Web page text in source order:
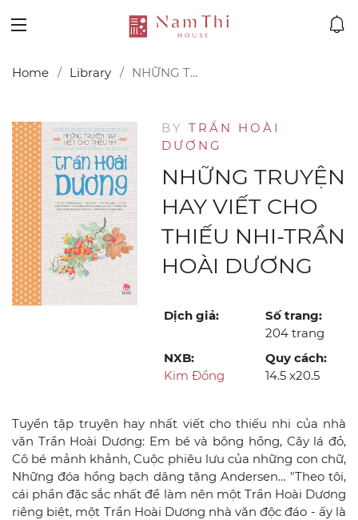
Home Library NHỮNG TRUYỆN HAY VIẾT CHO THIẾU NHI-TRẦN HOÀI DƯƠNG
BY TRẦN HOÀI
DƯƠNG
NHỮNG TRUYỆN
HAY VIẾT CHO
THIẾU NHI-TRẦN
HOÀI DƯƠNG
Dịch giả:
Số trang:
204 trang
NXB:
Kim Đồng
Quy cách:
14.5 x20.5
Tuyển tập truyện hay nhất viết cho thiếu nhi của nhà
văn Trần Hoài Dương: Em bé và bông hồng, Cây lá đỏ,
Cô bé mảnh khảnh, Cuộc phiêu lưu của những con chữ,
Những đóa hồng bạch dâng tặng Andersen… "Theo tôi,
cái phần đặc sắc nhất để làm nên một Trần Hoài Dương
riêng biệt, một Trần Hoài Dương nhà văn độc đáo - ấy là